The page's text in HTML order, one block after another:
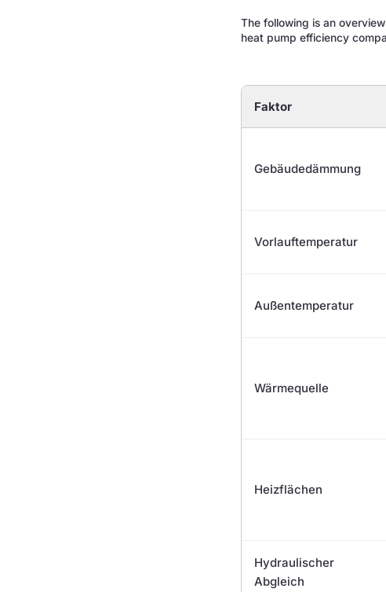
The following is an
heat pump efficiency
Faktor
Gebäudedämmung
Vorlauftemperatur
Außentemperatur
Wärmequelle
Heizflächen
Hydraulischer
Abgleich